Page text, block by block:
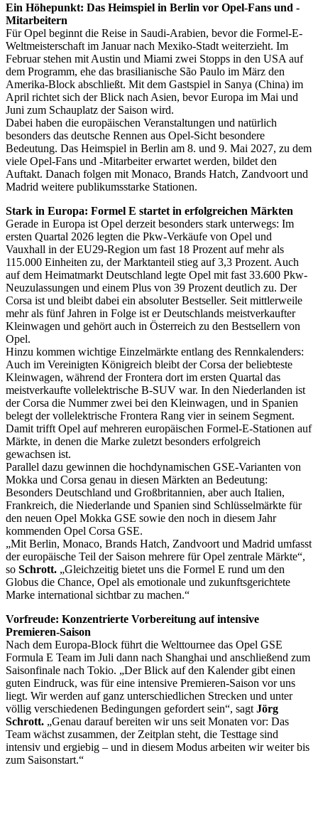
Ein Höhepunkt: Das Heimspiel in Berlin vor Opel-Fans und -
Mitarbeitern
Für Opel beginnt die Reise in Saudi-Arabien, bevor die Formel-E-
Weltmeisterschaft im Januar nach Mexiko-Stadt weiterzieht. Im
Februar stehen mit Austin und Miami zwei Stopps in den USA auf
dem Programm, ehe das brasilianische São Paulo im März den
Amerika-Block abschließt. Mit dem Gastspiel in Sanya (China) im
April richtet sich der Blick nach Asien, bevor Europa im Mai und
Juni zum Schauplatz der Saison wird.
Dabei haben die europäischen Veranstaltungen und natürlich
besonders das deutsche Rennen aus Opel-Sicht besondere
Bedeutung. Das Heimspiel in Berlin am 8. und 9. Mai 2027, zu dem
viele Opel-Fans und -Mitarbeiter erwartet werden, bildet den
Auftakt. Danach folgen mit Monaco, Brands Hatch, Zandvoort und
Madrid weitere publikumsstarke Stationen.
Stark in Europa: Formel E startet in erfolgreichen Märkten
Gerade in Europa ist Opel derzeit besonders stark unterwegs: Im
ersten Quartal 2026 legten die Pkw-Verkäufe von Opel und
Vauxhall in der EU29-Region um fast 18 Prozent auf mehr als
115.000 Einheiten zu, der Marktanteil stieg auf 3,3 Prozent. Auch
auf dem Heimatmarkt Deutschland legte Opel mit fast 33.600 Pkw-
Neuzulassungen und einem Plus von 39 Prozent deutlich zu. Der
Corsa ist und bleibt dabei ein absoluter Bestseller. Seit mittlerweile
mehr als fünf Jahren in Folge ist er Deutschlands meistverkaufter
Kleinwagen und gehört auch in Österreich zu den Bestsellern von
Opel.
Hinzu kommen wichtige Einzelmärkte entlang des Rennkalenders:
Auch im Vereinigten Königreich bleibt der Corsa der beliebteste
Kleinwagen, während der Frontera dort im ersten Quartal das
meistverkaufte vollelektrische B-SUV war. In den Niederlanden ist
der Corsa die Nummer zwei bei den Kleinwagen, und in Spanien
belegt der vollelektrische Frontera Rang vier in seinem Segment.
Damit trifft Opel auf mehreren europäischen Formel-E-Stationen auf
Märkte, in denen die Marke zuletzt besonders erfolgreich
gewachsen ist.
Parallel dazu gewinnen die hochdynamischen GSE‑Varianten von
Mokka und Corsa genau in diesen Märkten an Bedeutung:
Besonders Deutschland und Großbritannien, aber auch Italien,
Frankreich, die Niederlande und Spanien sind Schlüsselmärkte für
den neuen Opel Mokka GSE sowie den noch in diesem Jahr
kommenden Opel Corsa GSE.
„Mit Berlin, Monaco, Brands Hatch, Zandvoort und Madrid umfasst
der europäische Teil der Saison mehrere für Opel zentrale Märkte“,
so Schrott. „Gleichzeitig bietet uns die Formel E rund um den
Globus die Chance, Opel als emotionale und zukunftsgerichtete
Marke international sichtbar zu machen.“
Vorfreude: Konzentrierte Vorbereitung auf intensive
Premieren-Saison
Nach dem Europa-Block führt die Welttournee das Opel GSE
Formula E Team im Juli dann nach Shanghai und anschließend zum
Saisonfinale nach Tokio. „Der Blick auf den Kalender gibt einen
guten Eindruck, was für eine intensive Premieren-Saison vor uns
liegt. Wir werden auf ganz unterschiedlichen Strecken und unter
völlig verschiedenen Bedingungen gefordert sein“, sagt Jörg
Schrott. „Genau darauf bereiten wir uns seit Monaten vor: Das
Team wächst zusammen, der Zeitplan steht, die Testtage sind
intensiv und ergiebig – und in diesem Modus arbeiten wir weiter bis
zum Saisonstart.“